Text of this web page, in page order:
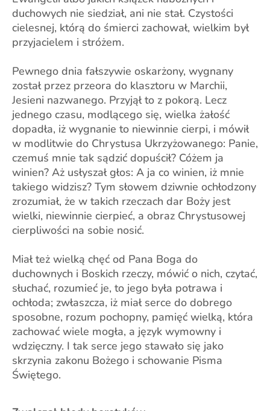
duchowych nie siedział, ani nie stał. Czystości
cielesnej, którą do śmierci zachował, wielkim był
przyjacielem i stróżem.
Pewnego dnia fałszywie oskarżony, wygnany
został przez przeora do klasztoru w Marchii,
Jesieni nazwanego. Przyjął to z pokorą. Lecz
jednego czasu, modlącego się, wielka żałość
dopadła, iż wygnanie to niewinnie cierpi, i mówił
w modlitwie do Chrystusa Ukrzyżowanego: Panie,
czemuś mnie tak sądzić dopuścił? Cóżem ja
winien? Aż usłyszał głos: A ja co winien, iż mnie
takiego widzisz? Tym słowem dziwnie ochłodzony
zrozumiał, że w takich rzeczach dar Boży jest
wielki, niewinnie cierpieć, a obraz Chrystusowej
cierpliwości na sobie nosić.
Miał też wielką chęć od Pana Boga do
duchownych i Boskich rzeczy, mówić o nich, czytać,
słuchać, rozumieć je, to jego była potrawa i
ochłoda; zwłaszcza, iż miał serce do dobrego
sposobne, rozum pochopny, pamięć wielką, która
zachować wiele mogła, a język wymowny i
wdzięczny. I tak serce jego stawało się jako
skrzynia zakonu Bożego i schowanie Pisma
Świętego.